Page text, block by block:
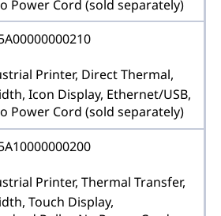
Power Cord (sold separately)
Printer, Direct Thermal,
Icon Display, Ethernet/USB,
Power Cord (sold separately)
Printer, Thermal Transfer,
Touch Display,